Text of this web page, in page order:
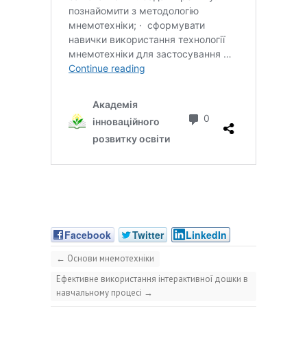
Facebook Twitter LinkedIn
← Основи мнемотехніки
Ефективне використання інтерактивної дошки в
навчальному процесі →